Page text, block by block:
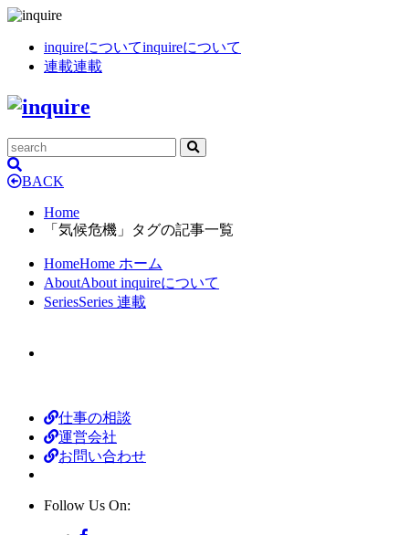
inquireについてinquireについて
連載連載
BACK
Home
「気候危機」タグの記事一覧
HomeHome ホーム
AboutAbout inquireについて
SeriesSeries 連載
仕事の相談
運営会社
お問い合わせ
Follow Us On: